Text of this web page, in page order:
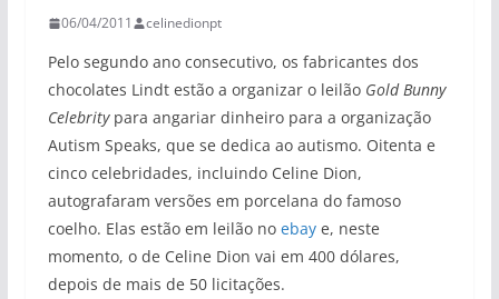
06/04/2011 celinedionpt
Pelo segundo ano consecutivo, os fabricantes dos
chocolates Lindt estão a organizar o leilão Gold Bunny
Celebritypara angariar dinheiro para a organização
Autism Speaks, que se dedica ao autismo. Oitenta e
cinco celebridades, incluindo Celine Dion,
autografaram versões em porcelana do famoso
coelho. Elas estão em leilão no ebaye, neste
momento, o de Celine Dion vai em 400 dólares,
depois de mais de 50 licitações.